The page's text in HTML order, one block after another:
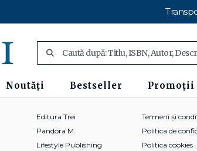
Noutăți Bestseller Promoții
Editura Trei
Pandora M
Lifestyle Publishing
Termeni și
Politica de
Politica cookies